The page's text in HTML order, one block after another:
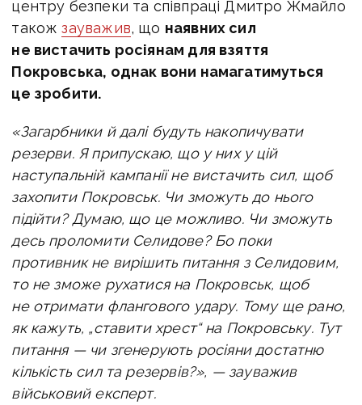
центру безпеки та співпраці Дмитро Жмайло
такожзауважив, що наявних сил
не вистачить росіянам для взяття
Покровська, однак вони намагатимуться
це зробити.
«Загарбники й далі будуть накопичувати
резерви. Я припускаю, що у них у цій
наступальній кампанії не вистачить сил, щоб
захопити Покровськ. Чи зможуть до нього
підійти? Думаю, що це можливо. Чи зможуть
десь проломити Селидове? Бо поки
противник не вирішить питання з Селидовим,
то не зможе рухатися на Покровськ, щоб
не отримати флангового удару. Тому ще рано,
як кажуть, „ставити хрест“ на Покровську. Тут
питання — чи згенерують росіяни достатню
кількість сил та резервів?», — зауважив
військовий експерт.